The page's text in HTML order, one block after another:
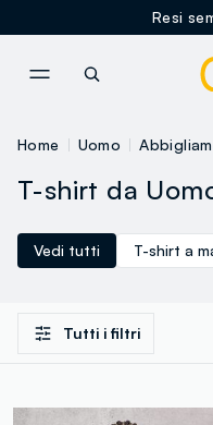
Resi
Home Uomo
T-shirt da
Vedi tutti T-shirt a
Tutti i filtri